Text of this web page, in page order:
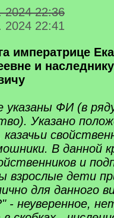
2024 22:36
2024 22:41
императрице
и
указаны ФИ (в
Указано
казачьи
В данной
и
взрослые дети
для данного
- неуверенное,